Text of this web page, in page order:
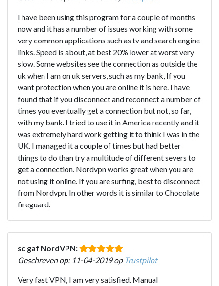
I have been using this program for a couple of months
now and it has a number of issues working with some
very common applications such as tv and search engine
links. Speed is about, at best 20% lower at worst very
slow. Some websites see the connection as outside the
uk when I am on uk servers, such as my bank, If you
want protection when you are online it is here. I have
found that if you disconnect and reconnect a number of
times you eventually get a connection but not, so far,
with my bank. I tried to use it in America recently and it
was extremely hard work getting it to think I was in the
UK. I managed it a couple of times but had better
things to do than try a multitude of different severs to
get a connection. Nordvpn works great when you are
not using it online. If you are surfing, best to disconnect
from Nordvpn. In other words it is similar to Chocolate
fireguard.
sc gaf NordVPN:
Geschreven op: 11-04-2019 op Trustpilot
Very fast VPN, I am very satisfied. Manual